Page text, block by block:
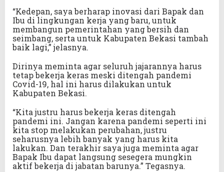
“Kedepan, saya berharap inovasi dari Bapak dan
Ibu di lingkungan kerja yang baru, untuk
membangun pemerintahan yang bersih dan
seimbang, serta untuk Kabupaten Bekasi tambah
baik lagi,” jelasnya.
Dirinya meminta agar seluruh jajarannya harus
tetap bekerja keras meski ditengah pandemi
Covid-19, hal ini harus dilakukan untuk
Kabupaten Bekasi.
“Kita justru harus bekerja keras ditengah
pandemi ini. Jangan karena pandemi seperti ini
kita stop melakukan perubahan, justru
seharusnya lebih banyak yang harus kita
lakukan. Dan terakhir saya juga meminta agar
Bapak Ibu dapat langsung sesegera mungkin
aktif bekerja di jabatan barunya.” Tegasnya.